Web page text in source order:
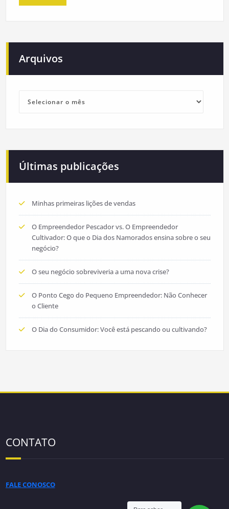
Arquivos
Últimas publicações
Minhas primeiras lições de vendas
O Empreendedor Pescador vs. O Empreendedor
Cultivador: O que o Dia dos Namorados ensina sobre o seu
negócio?
O seu negócio sobreviveria a uma nova crise?
O Ponto Cego do Pequeno Empreendedor: Não Conhecer
o Cliente
O Dia do Consumidor: Você está pescando ou cultivando?
CONTATO
FALE CONOSCO